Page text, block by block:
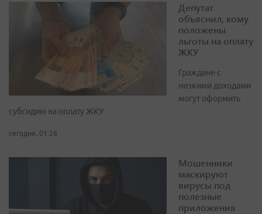
Депутат
объяснил, кому
положены
льготы на оплату
ЖКУ
Граждане с
низкими доходами
могут оформить
субсидию на оплату ЖКУ
сегодня, 01:28
Мошенники
маскируют
вирусы под
полезные
приложения